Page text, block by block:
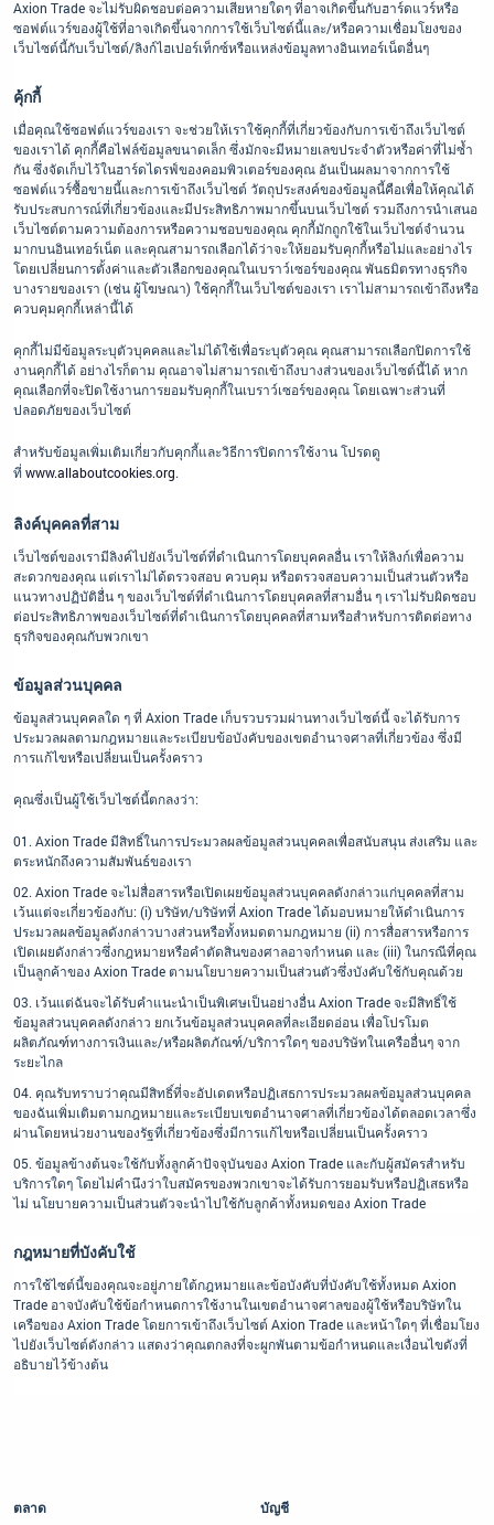
Axion Trade จะไม่รับผิดชอบต่อความเสียหายใดๆ ที่อาจเกิดขึ้นกับฮาร์ดแวร์หรือ
ซอฟต์แวร์ของผู้ใช้ที่อาจเกิดขึ้นจากการใช้เว็บไซต์นี้และ/หรือความเชื่อมโยงของ
เว็บไซต์นี้กับเว็บไซต์/ลิงก์ไฮเปอร์เท็กซ์หรือแหล่งข้อมูลทางอินเทอร์เน็ตอื่นๆ
คุ้กกี้
เมื่อคุณใช้ซอฟต์แวร์ของเรา จะช่วยให้เราใช้คุกกี้ที่เกี่ยวข้องกับการเข้าถึงเว็บไซต์
ของเราได้ คุกกี้คือไฟล์ข้อมูลขนาดเล็ก ซึ่งมักจะมีหมายเลขประจำตัวหรือค่าที่ไม่ซ้ำ
กัน ซึ่งจัดเก็บไว้ในฮาร์ดไดรฟ์ของคอมพิวเตอร์ของคุณ อันเป็นผลมาจากการใช้
ซอฟต์แวร์ซื้อขายนี้และการเข้าถึงเว็บไซต์ วัตถุประสงค์ของข้อมูลนี้คือเพื่อให้คุณได้
รับประสบการณ์ที่เกี่ยวข้องและมีประสิทธิภาพมากขึ้นบนเว็บไซต์ รวมถึงการนำเสนอ
เว็บไซต์ตามความต้องการหรือความชอบของคุณ คุกกี้มักถูกใช้ในเว็บไซต์จำนวน
มากบนอินเทอร์เน็ต และคุณสามารถเลือกได้ว่าจะให้ยอมรับคุกกี้หรือไม่และอย่างไร
โดยเปลี่ยนการตั้งค่าและตัวเลือกของคุณในเบราว์เซอร์ของคุณ พันธมิตรทางธุรกิจ
บางรายของเรา (เช่น ผู้โฆษณา) ใช้คุกกี้ในเว็บไซต์ของเรา เราไม่สามารถเข้าถึงหรือ
ควบคุมคุกกี้เหล่านี้ได้
คุกกี้ไม่มีข้อมูลระบุตัวบุคคลและไม่ได้ใช้เพื่อระบุตัวคุณ คุณสามารถเลือกปิดการใช้
งานคุกกี้ได้ อย่างไรก็ตาม คุณอาจไม่สามารถเข้าถึงบางส่วนของเว็บไซต์นี้ได้ หาก
คุณเลือกที่จะปิดใช้งานการยอมรับคุกกี้ในเบราว์เซอร์ของคุณ โดยเฉพาะส่วนที่
ปลอดภัยของเว็บไซต์
สำหรับข้อมูลเพิ่มเติมเกี่ยวกับคุกกี้และวิธีการปิดการใช้งาน โปรดดู
ที่www.allaboutcookies.org.
ลิงค์บุคคลที่สาม
เว็บไซต์ของเรามีลิงค์ไปยังเว็บไซต์ที่ดำเนินการโดยบุคคลอื่น เราให้ลิงก์เพื่อความ
สะดวกของคุณ แต่เราไม่ได้ตรวจสอบ ควบคุม หรือตรวจสอบความเป็นส่วนตัวหรือ
แนวทางปฏิบัติอื่น ๆ ของเว็บไซต์ที่ดำเนินการโดยบุคคลที่สามอื่น ๆ เราไม่รับผิดชอบ
ต่อประสิทธิภาพของเว็บไซต์ที่ดำเนินการโดยบุคคลที่สามหรือสำหรับการติดต่อทาง
ธุรกิจของคุณกับพวกเขา
ข้อมูลส่วนบุคคล
ข้อมูลส่วนบุคคลใด ๆ ที่ Axion Trade เก็บรวบรวมผ่านทางเว็บไซต์นี้ จะได้รับการ
ประมวลผลตามกฎหมายและระเบียบข้อบังคับของเขตอำนาจศาลที่เกี่ยวข้อง ซึ่งมี
การแก้ไขหรือเปลี่ยนเป็นครั้งคราว
คุณซึ่งเป็นผู้ใช้เว็บไซต์นี้ตกลงว่า:
Axion Trade มีสิทธิ์ในการประมวลผลข้อมูลส่วนบุคคลเพื่อสนับสนุน ส่งเสริม และ
ตระหนักถึงความสัมพันธ์ของเรา
Axion Trade จะไม่สื่อสารหรือเปิดเผยข้อมูลส่วนบุคคลดังกล่าวแก่บุคคลที่สาม
เว้นแต่จะเกี่ยวข้องกับ: (i) บริษัท/บริษัทที่ Axion Trade ได้มอบหมายให้ดำเนินการ
ประมวลผลข้อมูลดังกล่าวบางส่วนหรือทั้งหมดตามกฎหมาย (ii) การสื่อสารหรือการ
เปิดเผยดังกล่าวซึ่งกฎหมายหรือคำตัดสินของศาลอาจกำหนด และ (iii) ในกรณีที่คุณ
เป็นลูกค้าของ Axion Trade ตามนโยบายความเป็นส่วนตัวซึ่งบังคับใช้กับคุณด้วย
เว้นแต่ฉันจะได้รับคำแนะนำเป็นพิเศษเป็นอย่างอื่น Axion Trade จะมีสิทธิ์ใช้
ข้อมูลส่วนบุคคลดังกล่าว ยกเว้นข้อมูลส่วนบุคคลที่ละเอียดอ่อน เพื่อโปรโมต
ผลิตภัณฑ์ทางการเงินและ/หรือผลิตภัณฑ์/บริการใดๆ ของบริษัทในเครืออื่นๆ จาก
ระยะไกล
คุณรับทราบว่าคุณมีสิทธิ์ที่จะอัปเดตหรือปฏิเสธการประมวลผลข้อมูลส่วนบุคคล
ของฉันเพิ่มเติมตามกฎหมายและระเบียบเขตอำนาจศาลที่เกี่ยวข้องได้ตลอดเวลาซึ่ง
ผ่านโดยหน่วยงานของรัฐที่เกี่ยวข้องซึ่งมีการแก้ไขหรือเปลี่ยนเป็นครั้งคราว
ข้อมูลข้างต้นจะใช้กับทั้งลูกค้าปัจจุบันของ Axion Trade และกับผู้สมัครสำหรับ
บริการใดๆ โดยไม่คำนึงว่าใบสมัครของพวกเขาจะได้รับการยอมรับหรือปฏิเสธหรือ
ไม่ นโยบายความเป็นส่วนตัวจะนำไปใช้กับลูกค้าทั้งหมดของ Axion Trade
กฎหมายที่บังคับใช้
การใช้ไซต์นี้ของคุณจะอยู่ภายใต้กฎหมายและข้อบังคับที่บังคับใช้ทั้งหมด Axion
Trade อาจบังคับใช้ข้อกำหนดการใช้งานในเขตอำนาจศาลของผู้ใช้หรือบริษัทใน
เครือของ Axion Trade โดยการเข้าถึงเว็บไซต์ Axion Trade และหน้าใดๆ ที่เชื่อมโยง
ไปยังเว็บไซต์ดังกล่าว แสดงว่าคุณตกลงที่จะผูกพันตามข้อกำหนดและเงื่อนไขดังที่
อธิบายไว้ข้างต้น
ตลาด บัญชี